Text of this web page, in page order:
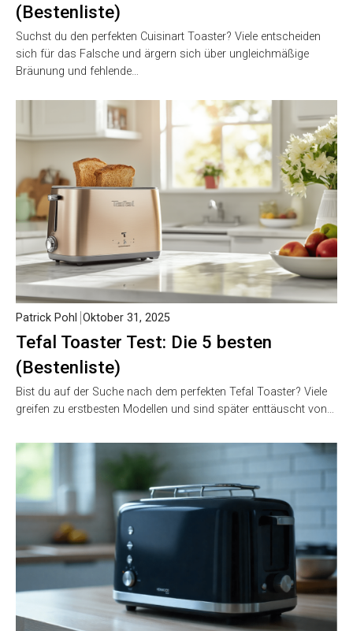
(Bestenliste)
Suchst du den perfekten Cuisinart Toaster? Viele entscheiden
sich für das Falsche und ärgern sich über ungleichmäßige
Bräunung und fehlende…
Tefal Toaster Test: Die 5 besten
(Bestenliste)
Patrick Pohl Oktober 31, 2025
Bist du auf der Suche nach dem perfekten Tefal Toaster? Viele
greifen zu erstbesten Modellen und sind später enttäuscht von…